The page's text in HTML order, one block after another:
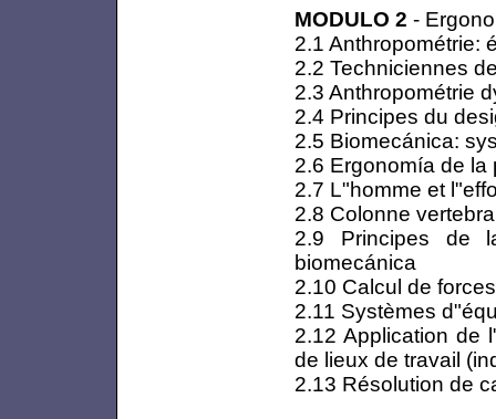
MODULO 2 -
2.1 Anthropométrie:
2.2 Techniciennes
2.3 Anthropométrie
2.4 Principes du
2.5 Biomecánica:
2.6 Ergonomía de la
2.7 L"homme et
2.8 Colonne
2.9 Principes de
biomecánica
2.10 Calcul de
2.11 Systèmes
2.12 Application de
de lieux de travail
2.13 Résolution de